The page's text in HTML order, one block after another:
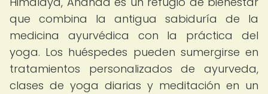
que combina la antigua sabiduría de la
medicina ayurvédica con la práctica del
yoga. Los huéspedes pueden sumergirse en
tratamientos personalizados de ayurveda,
clases de yoga diarias y meditación en un